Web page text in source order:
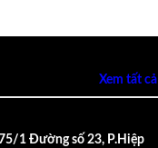
Xem tất cả
1 Đường số 23, P.Hiệp